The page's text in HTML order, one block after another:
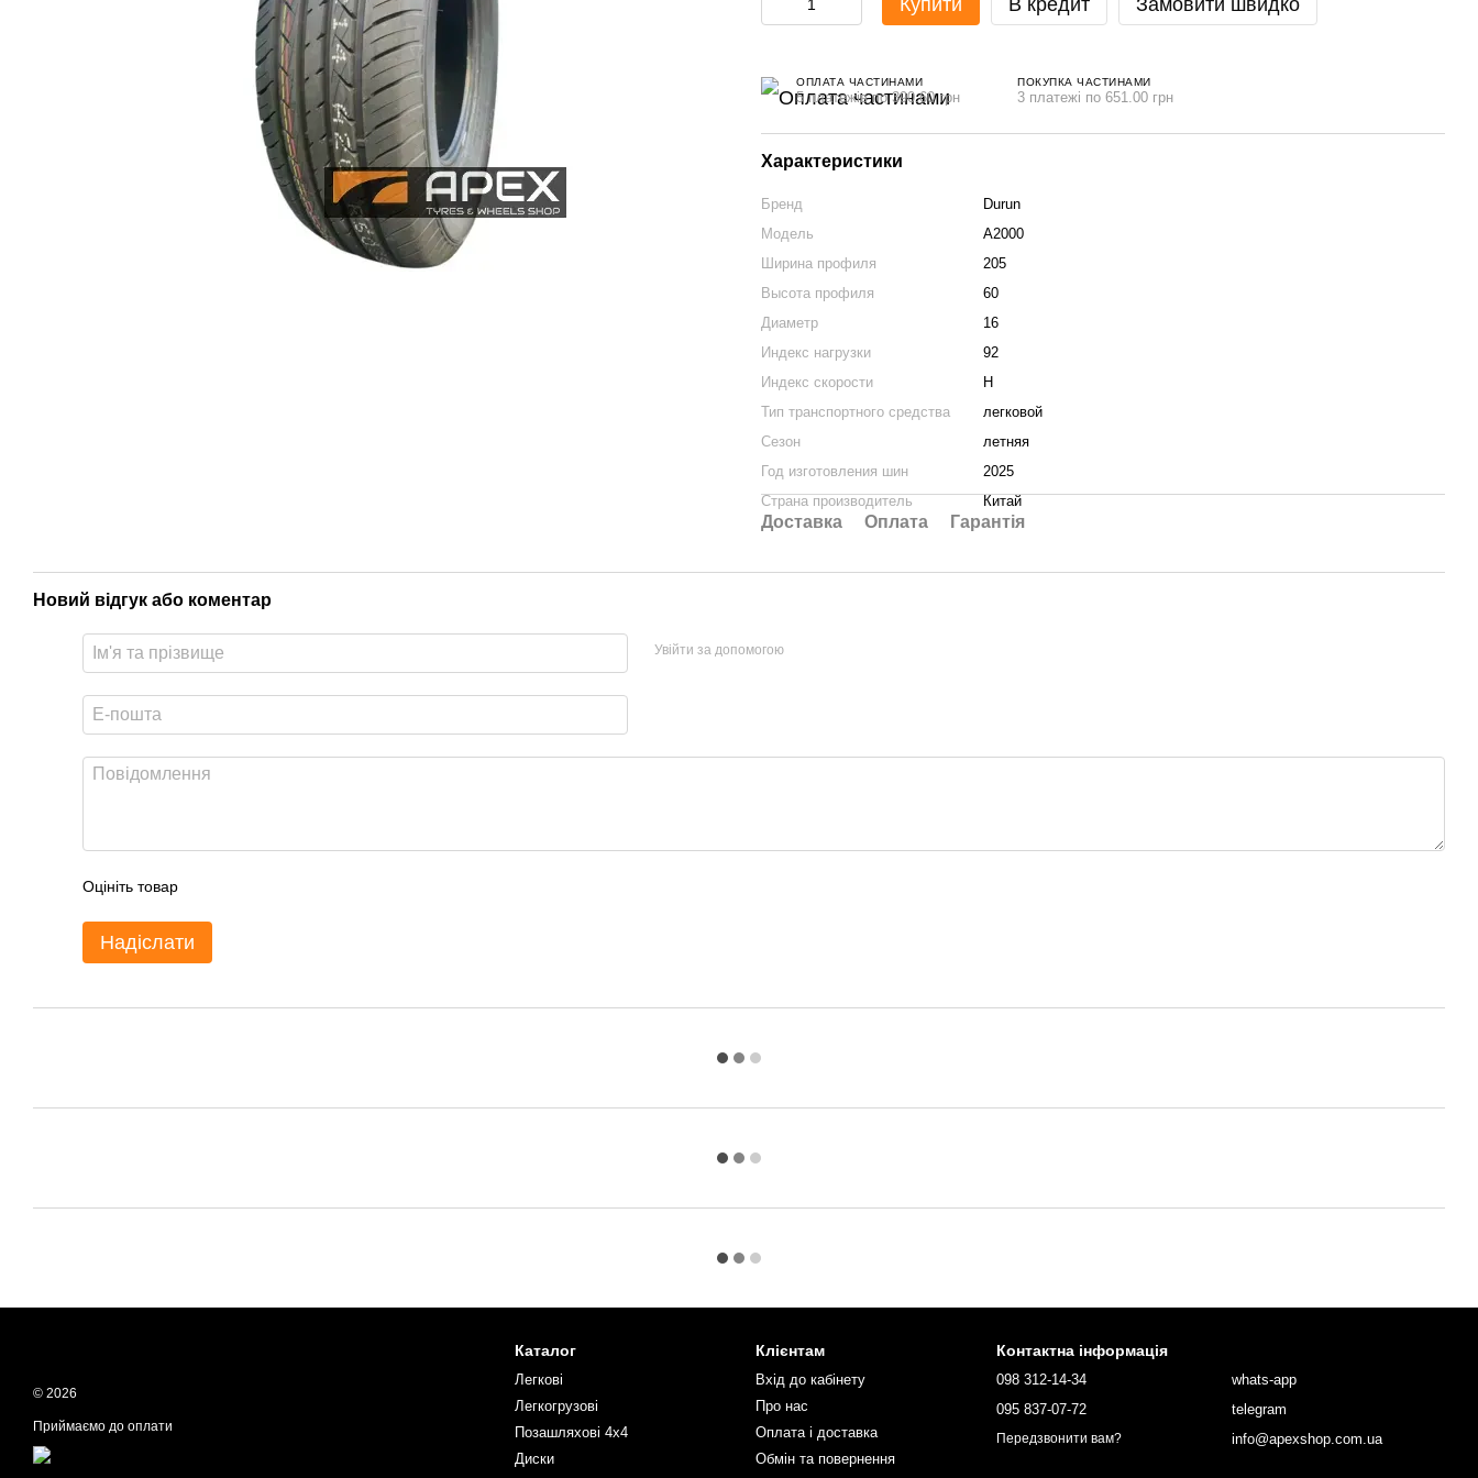
Купити В кредит Замовити швидко
ОПЛАТА ЧАСТИНАМИ
5 платежів по 390.60 грн
ПОКУПКА ЧАСТИНАМИ
3 платежі по 651.00 грн
Характеристики
Бренд
Durun
Модель
A2000
Ширина профиля
205
Высота профиля
60
Диаметр
16
Индекс нагрузки
92
Индекс скорости
H
Тип транспортного средства
легковой
Сезон
летняя
Год изготовления шин
2025
Страна производитель
Китай
Доставка Оплата Гарантія
Новий відгук або коментар
Увійти за допомогою
Оцініть товар
Надіслати
© 2026
Приймаємо до оплати
Каталог
Легкові
Легкогрузові
Позашляхові 4х4
Диски
Клієнтам
Вхід до кабінету
Про нас
Оплата і доставка
Обмін та повернення
Контактна інформація
098 312-14-34
095 837-07-72
Передзвонити вам?
whats-app
telegram
info@apexshop.com.ua